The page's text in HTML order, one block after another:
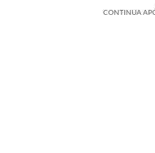
CONTINUA